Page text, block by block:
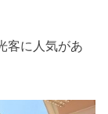
客に人気があ